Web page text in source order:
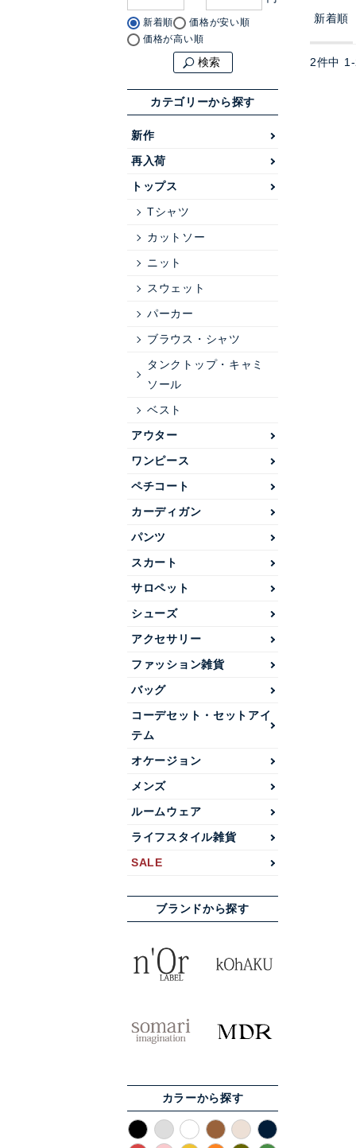
新着順
価格が安い順
価格が高い順
検索
カテゴリーから探す
新作
再入荷
トップス
Tシャツ
カットソー
ニット
スウェット
パーカー
ブラウス・シャツ
タンクトップ・キャミ
ソール
ベスト
アウター
ワンピース
ペチコート
カーディガン
パンツ
スカート
サロペット
シューズ
アクセサリー
ファッション雑貨
バッグ
コーデセット・セットアイ
テム
オケージョン
メンズ
ルームウェア
ライフスタイル雑貨
SALE
ブランドから探す
カラーから探す
新着順
2件中 1 -